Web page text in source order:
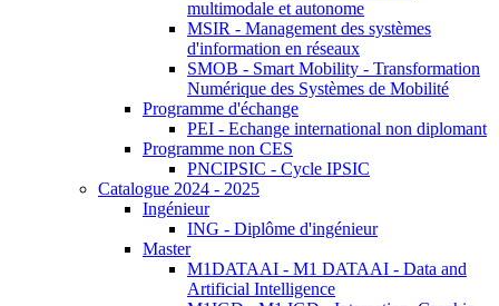
multimodale et autonome
MSIR - Management des systèmes
d'information en réseaux
SMOB - Smart Mobility - Transformation
Numérique des Systèmes de Mobilité
Programme d'échange
PEI - Echange international non diplomant
Programme non CES
PNCIPSIC - Cycle IPSIC
Catalogue 2024 - 2025
Ingénieur
ING - Diplôme d'ingénieur
Master
M1DATAAI - M1 DATAAI - Data and
Artificial Intelligence